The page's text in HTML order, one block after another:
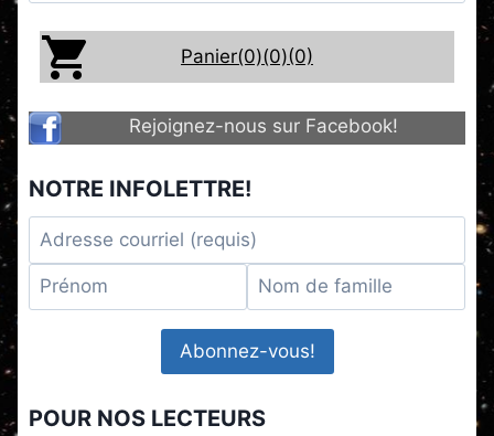
Panier(0)(0)(0)
Rejoignez-nous sur Facebook!
NOTRE INFOLETTRE!
POUR NOS LECTEURS